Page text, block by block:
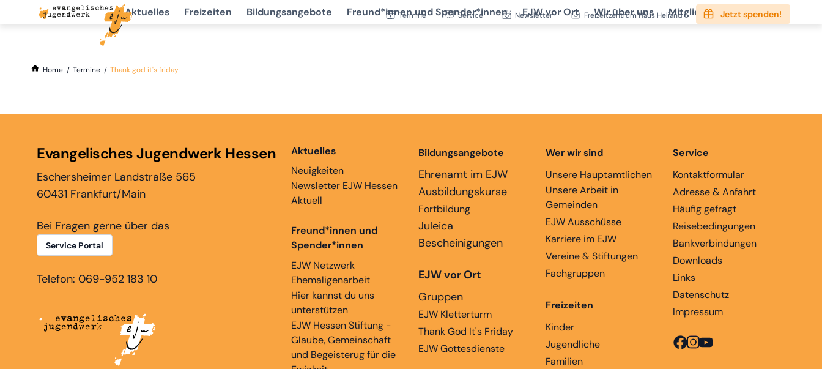
Termine Service Newsletter Freizeitzentrum Haus Heliand Jetzt spenden!
Aktuelles Freizeiten Bildungsangebote Freund*innen und Spender*innen EJW vor Ort Wir über uns Mitgliedschaft Service
Home Termine Thank god it's friday
Evangelisches Jugendwerk Hessen
Eschersheimer Landstraße 565
60431 Frankfurt/Main
Bei Fragen gerne über das
Service Portal
Telefon: 069-952 183 10
Aktuelles
Neuigkeiten
Newsletter EJW Hessen
Aktuell
Freund*innen und
Spender*innen
EJW Netzwerk
Ehemaligenarbeit
Hier kannst du uns
unterstützen
EJW Hessen Stiftung -
Glaube, Gemeinschaft
und Begeisterug für die
Bildungsangebote
Ehrenamt im EJW
Ausbildungskurse
Fortbildung
Juleica
Bescheinigungen
EJW vor Ort
Gruppen
EJW Kletterturm
Thank God It's Friday
EJW Gottesdienste
Wer wir sind
Unsere Hauptamtlichen
Unsere Arbeit in
Gemeinden
EJW Ausschüsse
Karriere im EJW
Vereine & Stiftungen
Fachgruppen
Freizeiten
Kinder
Jugendliche
Familien
Service
Kontaktformular
Adresse & Anfahrt
Häufig gefragt
Reisebedingungen
Bankverbindungen
Downloads
Links
Datenschutz
Impressum